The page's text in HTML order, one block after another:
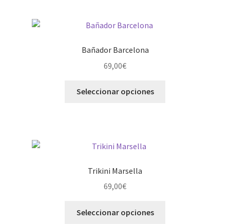
Bañador Barcelona
69,00€
Seleccionar opciones
Trikini Marsella
69,00€
Seleccionar opciones